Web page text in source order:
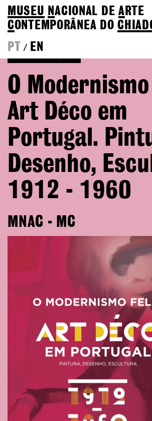
MUSEU NACIONAL DEA RTE
CONTEMPORÂNEA DO
PT
/ EN
O
Art Déco em
Portugal.
Desenho,
1912 - 1960
MNAC - MC